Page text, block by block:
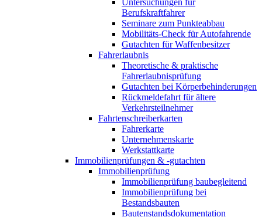
Berufskraftfahrer
Seminare zum Punkteabbau
Mobilitäts-Check für Autofahrende
Gutachten für Waffenbesitzer
Fahrerlaubnis
Theoretische & praktische
Fahrerlaubnisprüfung
Gutachten bei Körperbehinderungen
Rückmeldefahrt für ältere
Verkehrsteilnehmer
Fahrtenschreiberkarten
Fahrerkarte
Unternehmenskarte
Werkstattkarte
Immobilienprüfungen & -gutachten
Immobilienprüfung
Immobilienprüfung baubegleitend
Immobilienprüfung bei
Bestandsbauten
Bautenstandsdokumentation